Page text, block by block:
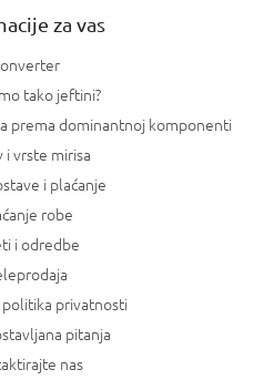
za vas
tako jeftini?
prema dominantnoj komponenti
i vrste mirisa
i plaćanje
robe
i odredbe
privatnosti
pitanja
nas